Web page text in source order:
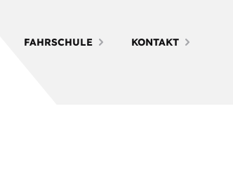
FAHRSCHULE KONTAKT